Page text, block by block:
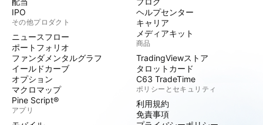
IPO
その他プロダクト
ニュースフロー
ポートフォリオ
ファンダメンタルグラフ
イールドカーブ
オプション
マクロマップ
Pine Script®
アプリ
ヘルプセンター
キャリア
メディアキット
商品
TradingViewストア
タロットカード
C63 TradeTime
ポリシーとセキュリティ
利用規約
免責事項